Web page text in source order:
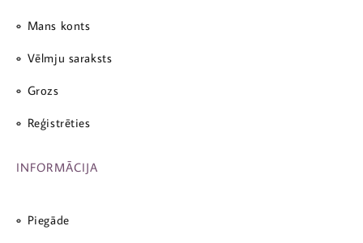
Mans konts
Vēlmju saraksts
Grozs
Reģistrēties
INFORMĀCIJA
Piegāde